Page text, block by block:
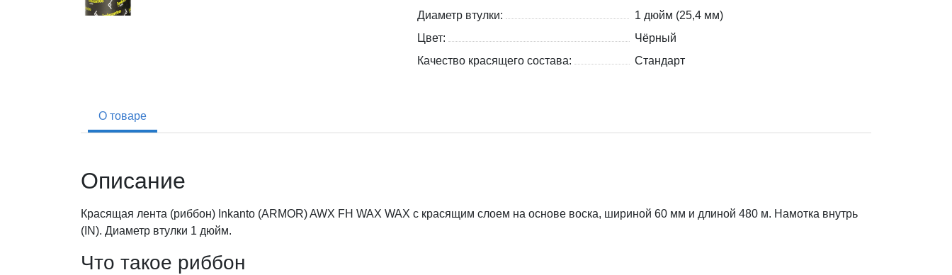
Диаметр втулки:
1 дюйм (25,4 мм)
Цвет:
Чёрный
Качество красящего состава:
Стандарт
О товаре
Описание
Красящая лента (риббон) Inkanto (ARMOR) AWX FH WAX WAX с красящим слоем на основе воска, шириной 60 мм и длиной 480 м. Намотка внутрь
(IN). Диаметр втулки 1 дюйм.
Что такое риббон